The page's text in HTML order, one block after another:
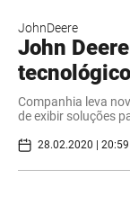
JohnDeere
John
Companhia leva
de exibir soluções
28.02.2020 | 20:59